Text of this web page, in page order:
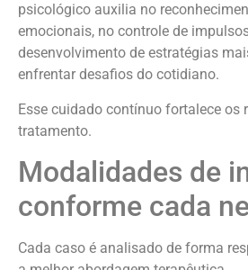
psicológico auxilia no
emocionais, no controle de
desenvolvimento de estratégias
enfrentar desafios do cotidiano.
Esse cuidado contínuo fortalece os
tratamento.
Modalidades de
conforme cada
Cada caso é analisado de forma